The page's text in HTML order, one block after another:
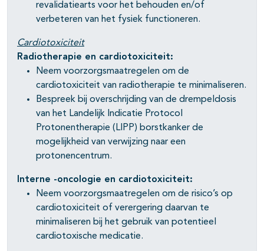
revalidatiearts voor het behouden en/of
verbeteren van het fysiek functioneren.
Cardiotoxiciteit
Radiotherapie en cardiotoxiciteit:
Neem voorzorgsmaatregelen om de
cardiotoxiciteit van radiotherapie te minimaliseren.
Bespreek bij overschrijding van de drempeldosis
van het Landelijk Indicatie Protocol
Protonentherapie (LIPP) borstkanker de
mogelijkheid van verwijzing naar een
protonencentrum.
Interne -oncologie en cardiotoxiciteit:
Neem voorzorgsmaatregelen om de risico’s op
cardiotoxiciteit of verergering daarvan te
minimaliseren bij het gebruik van potentieel
cardiotoxische medicatie.